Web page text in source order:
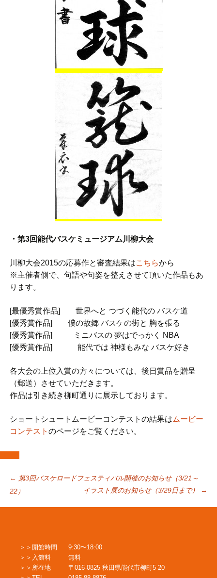
・第3回能代バスケミュージアム川柳大会
川柳大会2015の応募作と審査結果はこちらから
※主催者側で、句語や句姿を整えさせて頂いた作品もあ
ります。
[最優秀賞作品] 世界へと つづく能代の バスケ道
[優秀賞作品] 僕の故郷 バスケの街と 胸を張る
[優秀賞作品] ミニバスの 夢はでっかく NBA
[優秀賞作品] 能代では 神様もみな バスケ好き
各大会の上位入賞の方々については、後日賞品を贈呈
（郵送）させていただきます。
作品は引き続き柳町通りに展示しております。
ショートシュートムービーコンテストの結果は ムービー
コンテスト のページをご覧ください。
投
稿
ナ
← 第3回バスケロードフェスティバル開催のお知らせ（3/21～
22）
イラスト展のお知らせ（3/29日まで） →
開館時間
9:30〜18:00
入館料
無料
所在地
〒016-0825 秋田県能代市柳町5-20